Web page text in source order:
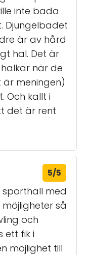
inte bada
Djungelbadet
är av hård
hal. Det är
när de
meningen)
Och kallt i
det är rent
5/5
sporthall med
så
och
ett fik i
möjlighet till